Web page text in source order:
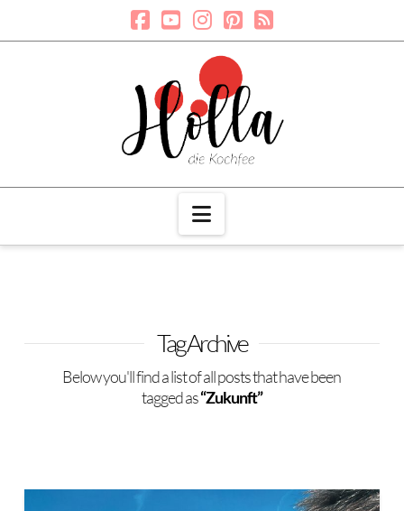
Navigation
Tag Archive
Below you'll find a list of all posts that have been
tagged as“Zukunft”